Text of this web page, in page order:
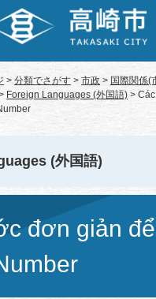
> 分類でさがす > 市政 > 国際関係(
Foreign Languages (外国語) >
(外国語)
đơn giản